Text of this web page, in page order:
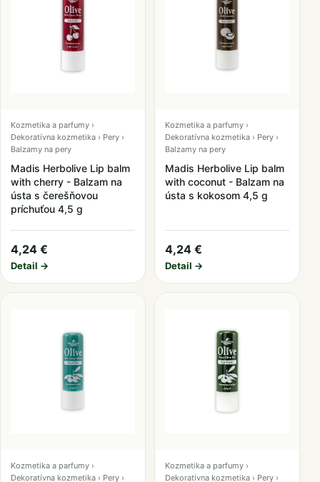
Kozmetika a parfumy ›
Dekoratívna kozmetika › Pery ›
Balzamy na pery
Madis Herbolive Lip balm
with cherry - Balzam na
ústa s čerešňovou
príchuťou 4,5 g
4,24 €
Detail →
Kozmetika a parfumy ›
Dekoratívna kozmetika › Pery ›
Balzamy na pery
Madis Herbolive Lip balm
with coconut - Balzam na
ústa s kokosom 4,5 g
4,24 €
Detail →
Kozmetika a parfumy ›
Dekoratívna kozmetika › Pery ›
Kozmetika a parfumy ›
Dekoratívna kozmetika › Pery ›